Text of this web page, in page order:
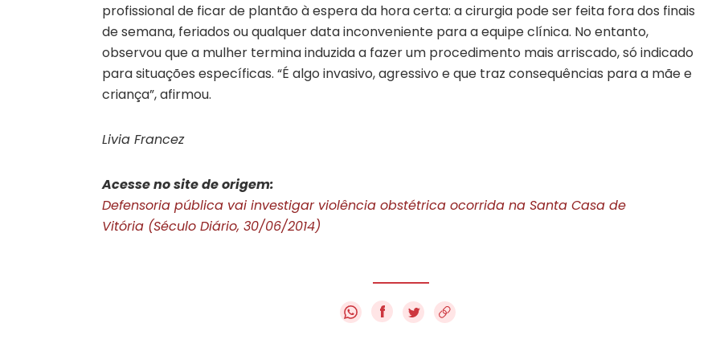
profissional de ficar de plantão à espera da hora certa: a cirurgia pode ser feita fora dos finais
de semana, feriados ou qualquer data inconveniente para a equipe clínica. No entanto,
observou que a mulher termina induzida a fazer um procedimento mais arriscado, só indicado
para situações específicas. “É algo invasivo, agressivo e que traz consequências para a mãe e
criança”, afirmou.
Livia Francez
Acesse no site de origem:
Defensoria pública vai investigar violência obstétrica ocorrida na Santa Casa de
Vitória (Século Diário, 30/06/2014)
f